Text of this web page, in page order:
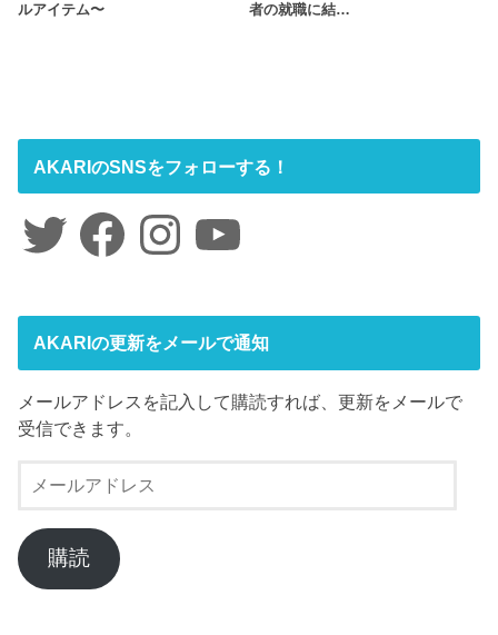
ルアイテム〜
者の就職に結…
AKARIのSNSをフォローする！
Twitter FacebookInstagramYouTube
AKARIの更新をメールで通知
メールアドレスを記入して購読すれば、更新をメールで
受信できます。
ー
ア
ド
購読